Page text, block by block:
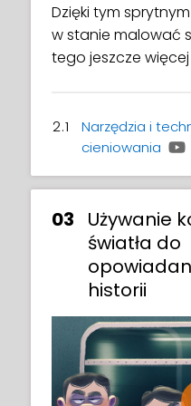
Dzięki tym
w stanie malować
tego jeszcze
2.1
Narzędzia i
cieniowania
03
Używanie
światła do
historii